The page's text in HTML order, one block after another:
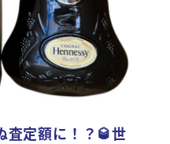
査定額に！？🥃世